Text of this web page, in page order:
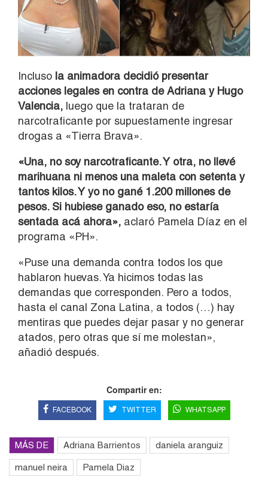
Incluso la animadora decidió presentar
acciones legales en contra de Adriana y Hugo
Valencia, luego que la trataran de
narcotraficante por supuestamente ingresar
drogas a «Tierra Brava».
«Una, no soy narcotraficante. Y otra, no llevé
marihuana ni menos una maleta con setenta y
tantos kilos. Y yo no gané 1.200 millones de
pesos. Si hubiese ganado eso, no estaría
sentada acá ahora», aclaró Pamela Díaz en el
programa «PH».
«Puse una demanda contra todos los que
hablaron huevas. Ya hicimos todas las
demandas que corresponden. Pero a todos,
hasta el canal Zona Latina, a todos (…) hay
mentiras que puedes dejar pasar y no generar
atados, pero otras que sí me molestan»,
añadió después.
Compartir en:
FACEBOOK TWITTER WHATSAPP
MÁS DE Adriana Barrientos daniela aranguiz
manuel neira Pamela Diaz